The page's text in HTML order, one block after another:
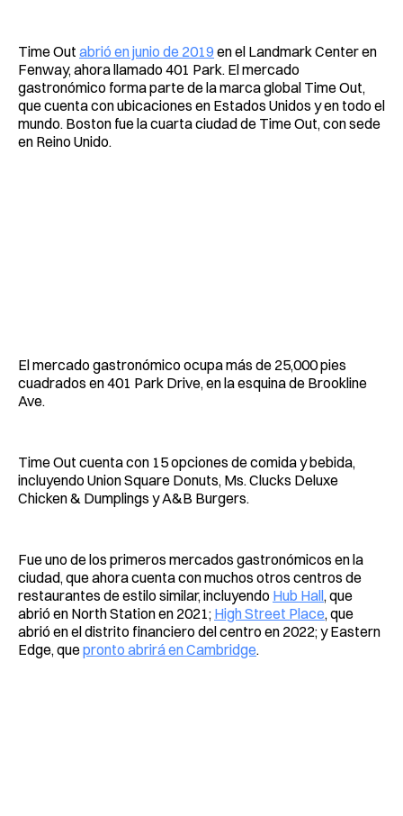
Time Out abrió en junio de 2019 en el Landmark Center en
Fenway, ahora llamado 401 Park. El mercado
gastronómico forma parte de la marca global Time Out,
que cuenta con ubicaciones en Estados Unidos y en todo el
mundo. Boston fue la cuarta ciudad de Time Out, con sede
en Reino Unido.
El mercado gastronómico ocupa más de 25,000 pies
cuadrados en 401 Park Drive, en la esquina de Brookline
Ave.
Time Out cuenta con 15 opciones de comida y bebida,
incluyendo Union Square Donuts, Ms. Clucks Deluxe
Chicken & Dumplings y A&B Burgers.
Fue uno de los primeros mercados gastronómicos en la
ciudad, que ahora cuenta con muchos otros centros de
restaurantes de estilo similar, incluyendo Hub Hall, que
abrió en North Station en 2021; High Street Place, que
abrió en el distrito financiero del centro en 2022; y Eastern
Edge, quepronto abrirá en Cambridge.